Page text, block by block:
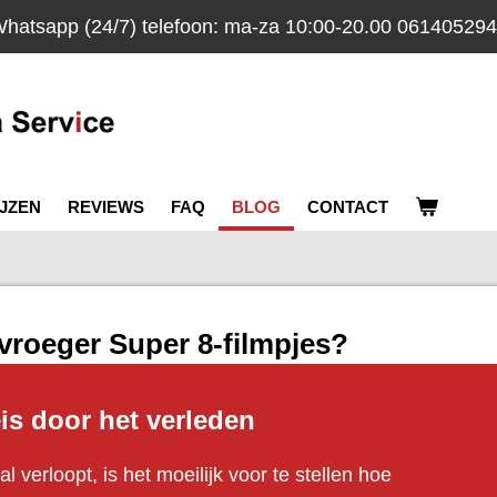
(24/7) telefoon: ma-za 10:00-20.00
REVIEWS FAQ BLOG CONTACT
Super 8-filmpjes?
door het verleden
verloopt, is het moeilijk voor te stellen hoe